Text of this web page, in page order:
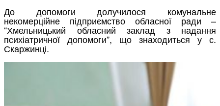
До допомоги долучилося комунальне
некомерційне підприємство обласної ради –
“Хмельницький обласний заклад з надання
психіатричної допомоги”, що знаходиться у с.
Скаржинці.